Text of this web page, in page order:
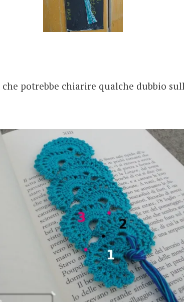
che potrebbe chiarire qualche dubbio